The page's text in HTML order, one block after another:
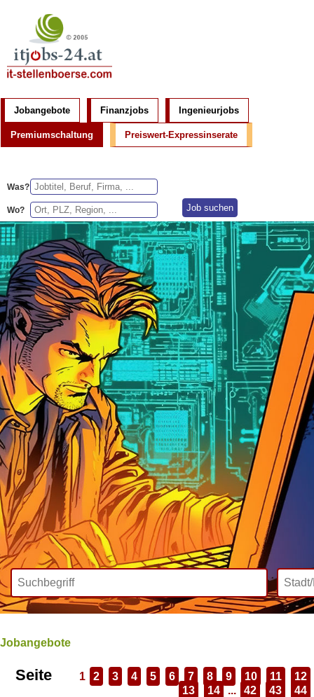
Jobangebote Finanzjobs Ingenieurjobs
Premiumschaltung Preiswert-Expressinserate
Was?
Wo?
Wir bieten Inklusive
Jobangebote
Seite 1 2 3 4 5 6 7 8 9 10 11
12
13
14 ... 42 43 44